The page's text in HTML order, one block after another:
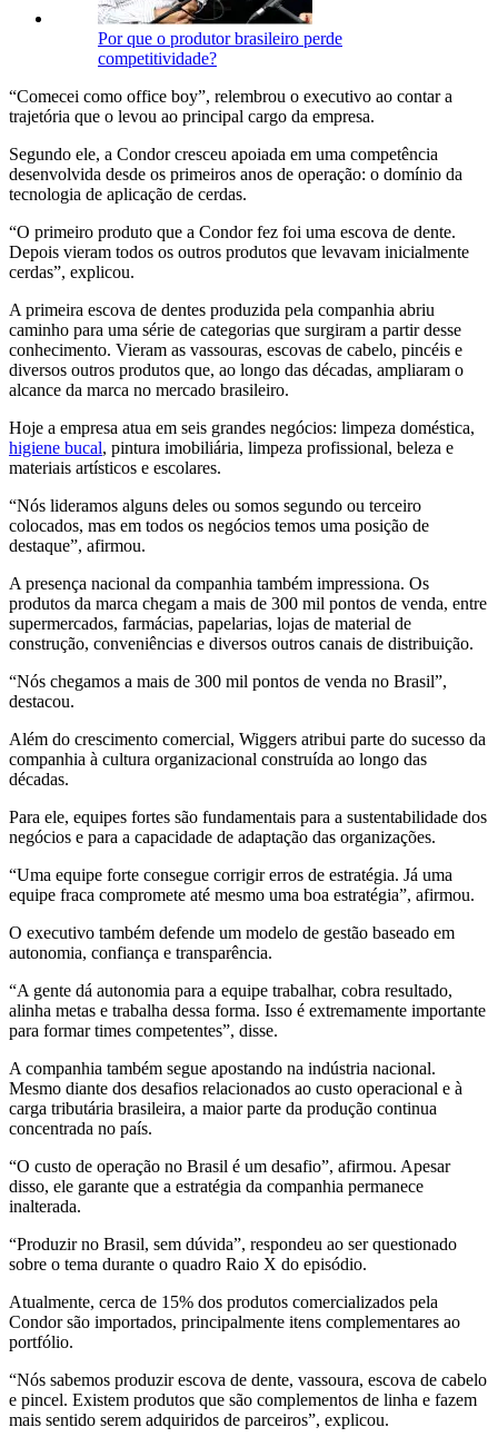
Por que o produtor brasileiro perde
competitividade?
“Comecei como office boy”, relembrou o executivo ao contar a
trajetória que o levou ao principal cargo da empresa.
Segundo ele, a Condor cresceu apoiada em uma competência
desenvolvida desde os primeiros anos de operação: o domínio da
tecnologia de aplicação de cerdas.
“O primeiro produto que a Condor fez foi uma escova de dente.
Depois vieram todos os outros produtos que levavam inicialmente
cerdas”, explicou.
A primeira escova de dentes produzida pela companhia abriu
caminho para uma série de categorias que surgiram a partir desse
conhecimento. Vieram as vassouras, escovas de cabelo, pincéis e
diversos outros produtos que, ao longo das décadas, ampliaram o
alcance da marca no mercado brasileiro.
Hoje a empresa atua em seis grandes negócios: limpeza doméstica,
higiene bucal, pintura imobiliária, limpeza profissional, beleza e
materiais artísticos e escolares.
“Nós lideramos alguns deles ou somos segundo ou terceiro
colocados, mas em todos os negócios temos uma posição de
destaque”, afirmou.
A presença nacional da companhia também impressiona. Os
produtos da marca chegam a mais de 300 mil pontos de venda, entre
supermercados, farmácias, papelarias, lojas de material de
construção, conveniências e diversos outros canais de distribuição.
“Nós chegamos a mais de 300 mil pontos de venda no Brasil”,
destacou.
Além do crescimento comercial, Wiggers atribui parte do sucesso da
companhia à cultura organizacional construída ao longo das
décadas.
Para ele, equipes fortes são fundamentais para a sustentabilidade dos
negócios e para a capacidade de adaptação das organizações.
“Uma equipe forte consegue corrigir erros de estratégia. Já uma
equipe fraca compromete até mesmo uma boa estratégia”, afirmou.
O executivo também defende um modelo de gestão baseado em
autonomia, confiança e transparência.
“A gente dá autonomia para a equipe trabalhar, cobra resultado,
alinha metas e trabalha dessa forma. Isso é extremamente importante
para formar times competentes”, disse.
A companhia também segue apostando na indústria nacional.
Mesmo diante dos desafios relacionados ao custo operacional e à
carga tributária brasileira, a maior parte da produção continua
concentrada no país.
“O custo de operação no Brasil é um desafio”, afirmou. Apesar
disso, ele garante que a estratégia da companhia permanece
inalterada.
“Produzir no Brasil, sem dúvida”, respondeu ao ser questionado
sobre o tema durante o quadro Raio X do episódio.
Atualmente, cerca de 15% dos produtos comercializados pela
Condor são importados, principalmente itens complementares ao
portfólio.
“Nós sabemos produzir escova de dente, vassoura, escova de cabelo
e pincel. Existem produtos que são complementos de linha e fazem
mais sentido serem adquiridos de parceiros”, explicou.